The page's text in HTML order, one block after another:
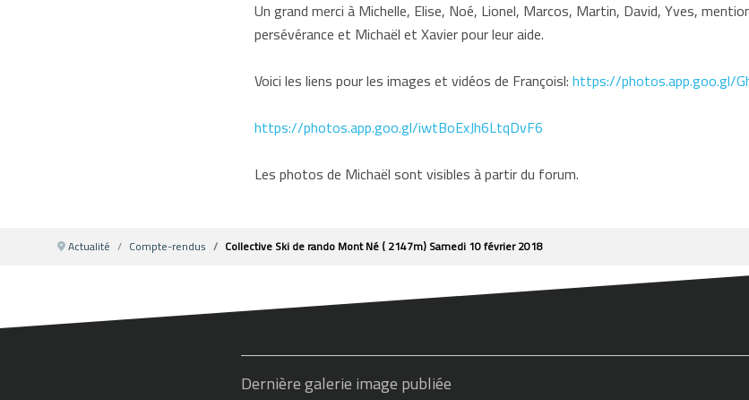
Un grand merci à Michelle, Elise, Noé, Lionel, Marcos, Martin, David, Yves,
persévérance et Michaël et Xavier pour leur aide.
Voici les liens pour les images et vidéos de Françoisl:https://photos.app.goo.gl/
https://photos.app.goo.gl/iwtBoExJh6LtqDvF6
Les photos de Michaël sont visibles à partir du forum.
Actualité Compte-rendus Collective Ski de rando Mont Né ( 2147m) Samedi 10 février 2018
Dernière galerie image publiée